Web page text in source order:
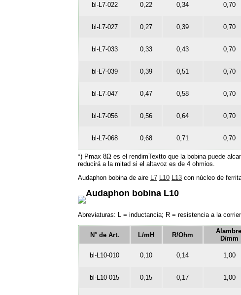
bl-L7-022 0,22 0,34 0,70
bl-L7-027 0,27 0,39 0,70
bl-L7-033 0,33 0,43 0,70
bl-L7-039 0,39 0,51 0,70
bl-L7-047 0,47 0,58 0,70
bl-L7-056 0,56 0,64 0,70
bl-L7-068 0,68 0,71 0,70
*) Pmax 8Ω es el rendimTextto que la bobina puede
reducirá a la mitad si el altavoz es de 4 ohmios.
Audaphon bobina de aire L7 L10 L13 con núcleo de
Audaphon bobina L10
Abreviaturas: L = inductancia; R = resistencia a la
N° de Art. L/mH R/Ohm
D/mm
bl-L10-010 0,10 0,14 1,00
bl-L10-015 0,15 0,17 1,00